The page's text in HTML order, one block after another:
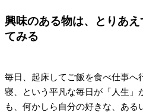
興味のある物は、とりあ
てみる
毎日、起床してご飯を食べ仕事へ
寝、という平凡な毎日が「人生」
も、何かしら自分の好きな、ある